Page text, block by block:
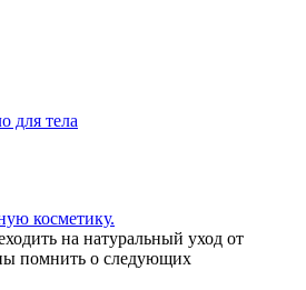
для тела
косметику.
на натуральный уход от
помнить о следующих